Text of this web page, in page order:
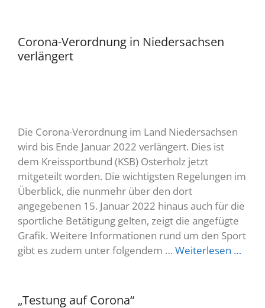
Corona-Verordnung in Niedersachsen
verlängert
Die Corona-Verordnung im Land Niedersachsen
wird bis Ende Januar 2022 verlängert. Dies ist
dem Kreissportbund (KSB) Osterholz jetzt
mitgeteilt worden. Die wichtigsten Regelungen im
Überblick, die nunmehr über den dort
angegebenen 15. Januar 2022 hinaus auch für die
sportliche Betätigung gelten, zeigt die angefügte
Grafik. Weitere Informationen rund um den Sport
gibt es zudem unter folgendem … Weiterlesen …
„Testung auf Corona“